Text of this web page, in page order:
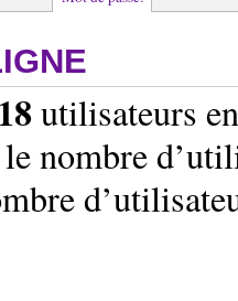
utilisateurs
nombre